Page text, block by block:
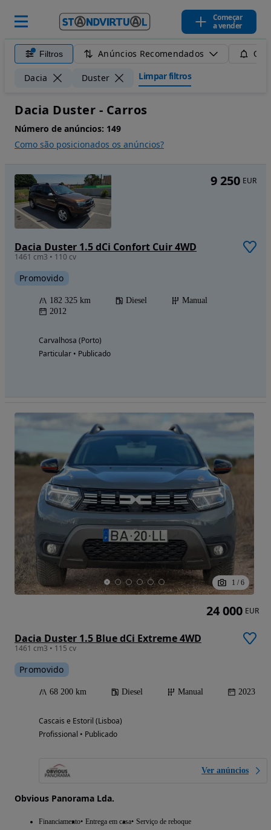
Começar
a vender
Filtros Anúncios Recomendados
Dacia Duster Limpar filtros
Dacia Duster - Carros
Número de anúncios: 149
Como são posicionados os anúncios?
Dacia Duster 1.5 dCi Confort Cuir 4WD
1461 cm3 • 110 cv
Promovido
182 325 km Diesel
Manual
2012
Carvalhosa (Porto)
Particular • Publicado
9 250 EUR
1 / 6
Dacia Duster 1.5 Blue dCi Extreme 4WD
1461 cm3 • 115 cv
Promovido
68 200 km Diesel Manual 2023
Cascais e Estoril (Lisboa)
Profissional • Publicado
Ver anúncios
Obvious Panorama Lda.
Financiamento Entrega em casa Serviço de reboque
24 000 EUR